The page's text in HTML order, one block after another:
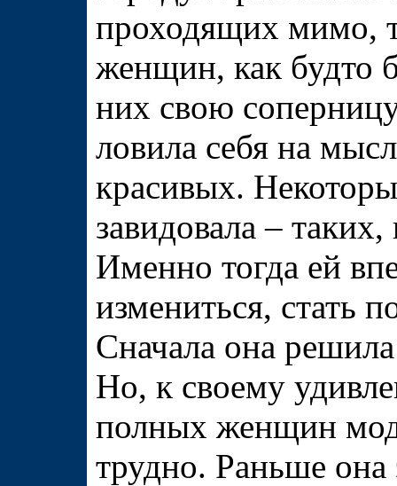
проходящих мимо,
женщин, как будто
них свою
ловила себя на
красивых.
завидовала –
Именно тогда ей
измениться, стать
Сначала она
Но, к своему
полных женщин
трудно. Раньше она